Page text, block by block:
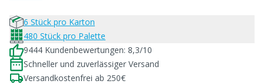
6 Stück pro Karton
480 Stück pro Palette
9444 Kundenbewertungen: 8,3/10
Schneller und zuverlässiger Versand
Versandkostenfrei ab 250€